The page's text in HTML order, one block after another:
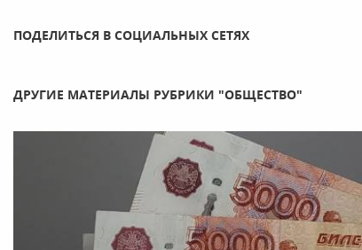
ПОДЕЛИТЬСЯ В СОЦИАЛЬНЫХ СЕТЯХ
ДРУГИЕ МАТЕРИАЛЫ РУБРИКИ "ОБЩЕСТВО"